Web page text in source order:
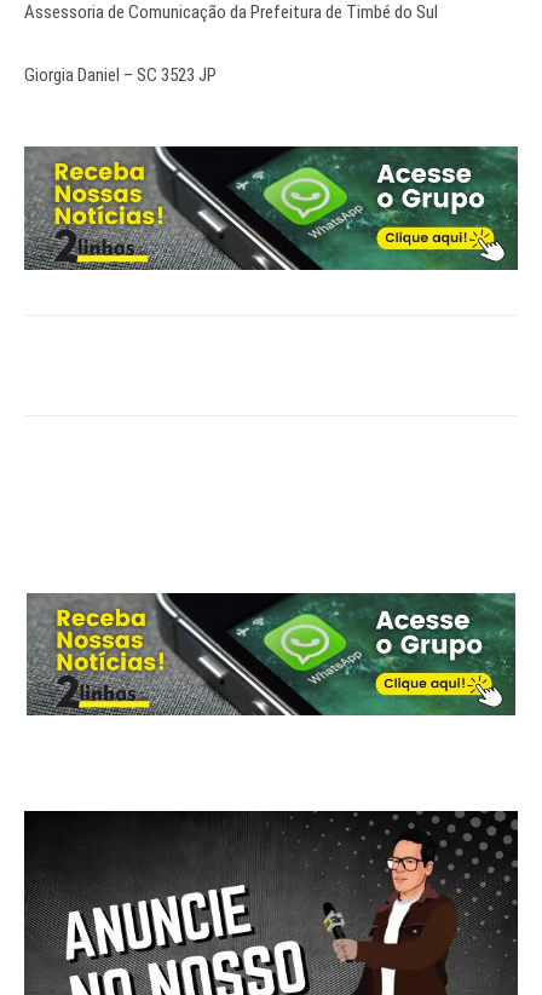
Assessoria de Comunicação da Prefeitura de Timbé do Sul
Giorgia Daniel – SC 3523 JP